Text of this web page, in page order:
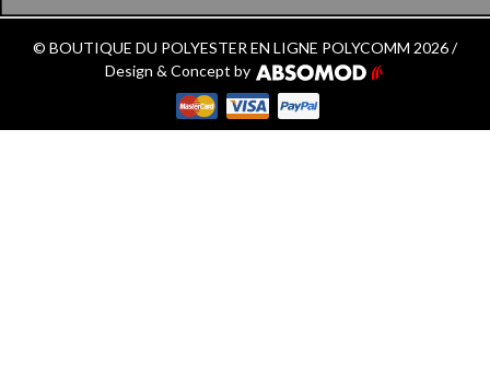
© BOUTIQUE DU POLYESTER EN LIGNE POLYCOMM 2026 /
Design & Concept by